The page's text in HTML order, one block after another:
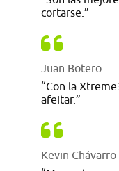
cortarse.”
Juan Botero
“Con la
afeitar.”
Kevin Chávarro